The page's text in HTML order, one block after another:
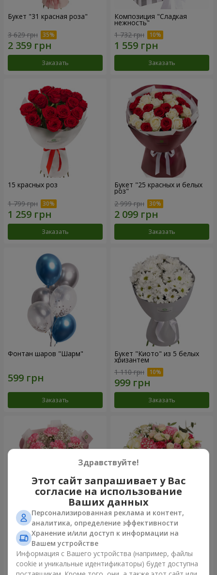
Букет "31 красная роза"
3 629 грн
Заказать
Композиция "Сладкая
нежность"
1 732 грн
Заказать
15 красных роз
1 799 грн
Заказать
Букет "25 красных и белых
роз"
2 999 грн
Заказать
Фонтан шаров "Шарм"
Заказать
Букет "Киото" из 5 белых
хризантем
1 110 грн
Заказать
Букет "Королева
Карибского моря"
1 449 грн
Заказать
Цветы в коробке
"Помпадур"
Заказать
Здравствуйте!
Этот сайт запрашивает у Вас
согласие на использование
Ваших данных
Персонализированная реклама и контент,
аналитика, определение эффективности
Хранение и/или доступ к информации на
Вашем устройстве
Информация с Вашего устройства (например, файлы
cookie и уникальные идентификаторы) будет доступна